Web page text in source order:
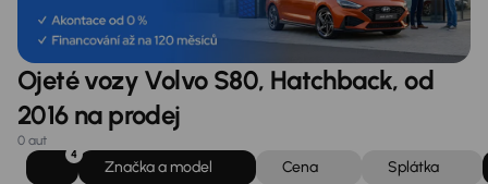
Ojeté vozy Volvo S80, Hatchback, od
2016 na prodej
0 aut
4
Značka a model Cena
Splátka